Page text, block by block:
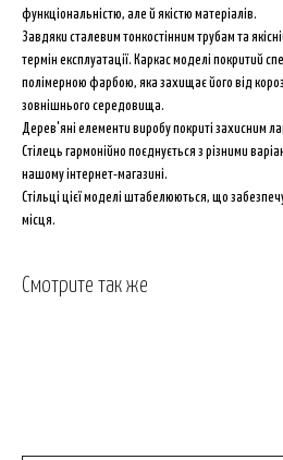
функціональністю, але й якістю матеріалів.
Завдяки сталевим тонкостінним трубам та
термін експлуатації. Каркас моделі покритий
полімерною фарбою, яка захищає його від
зовнішнього середовища.
Дерев'яні елементи виробу покриті захисним
Стілець гармонійно поєднується з різними
нашому інтернет-магазині.
Стільці цієї моделі штабелюються, що
місця.
Смотрите так же